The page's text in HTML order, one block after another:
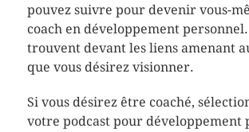
pouvez suivre pour devenir vous-
coach en développement personnel.
trouvent devant les liens amenant
que vous désirez visionner.
Si vous désirez être coaché,
votre podcast pour développement